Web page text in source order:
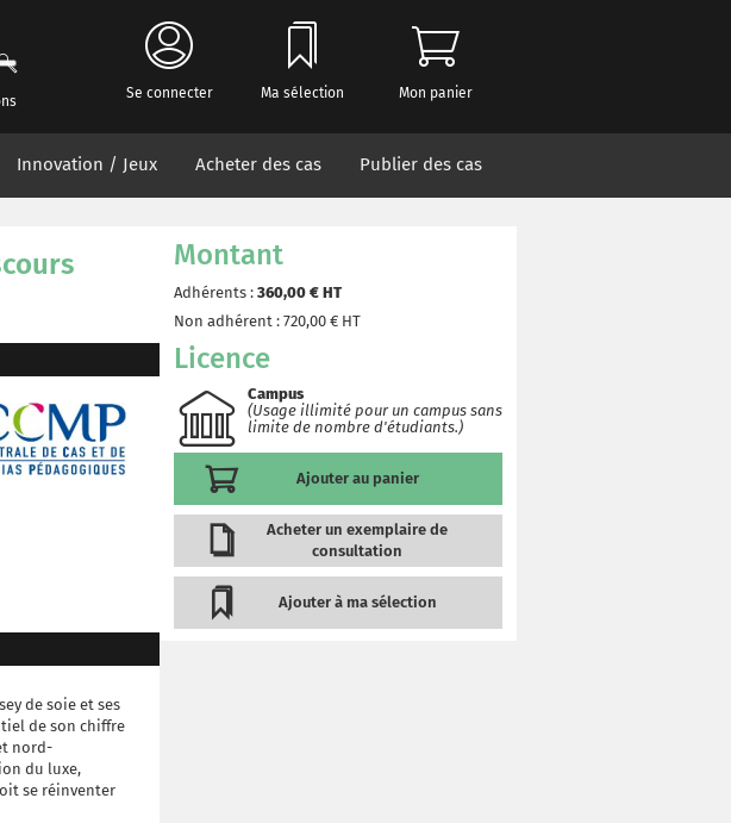
Se connecter Ma sélection Mon panier
Innovation / Jeux Acheter des cas Publier des cas
de soie et ses
de son chiffre
nord-
du luxe,
se réinventer
Montant
Adhérents : 360,00 € HT
Non adhérent : 720,00 € HT
Licence
Campus
(Usage illimité pour un campus sans
limite de nombre d'étudiants.)
Ajouter au panier
Acheter un exemplaire de
consultation
Ajouter à ma sélection